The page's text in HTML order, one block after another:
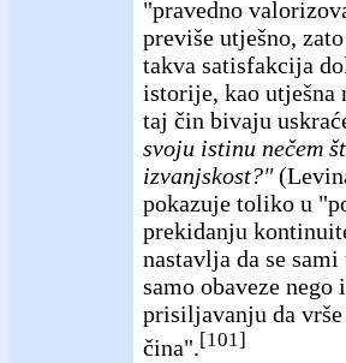
"pravedno
previše utješno,
takva satisfakcija
istorije, kao utješna
taj čin bivaju
svoju istinu nečem
izvanjskost?"
pokazuje toliko u
prekidanju
nastavlja da se
samo obaveze
prisiljavanju da
čina".[101]